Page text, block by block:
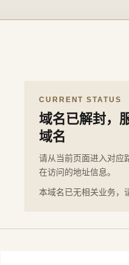
CURRENT STATUS
域名已解封，
域名
请从当前页面进入对应
在访问的地址信息。
本域名已无相关业务，